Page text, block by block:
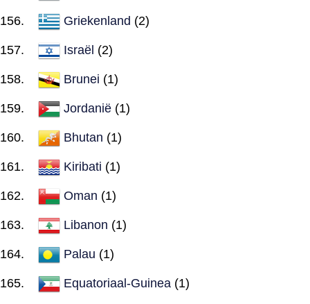
Griekenland (2)
Israël (2)
Brunei (1)
Jordanië (1)
Bhutan (1)
Kiribati (1)
Oman (1)
Libanon (1)
Palau (1)
Equatoriaal-Guinea (1)